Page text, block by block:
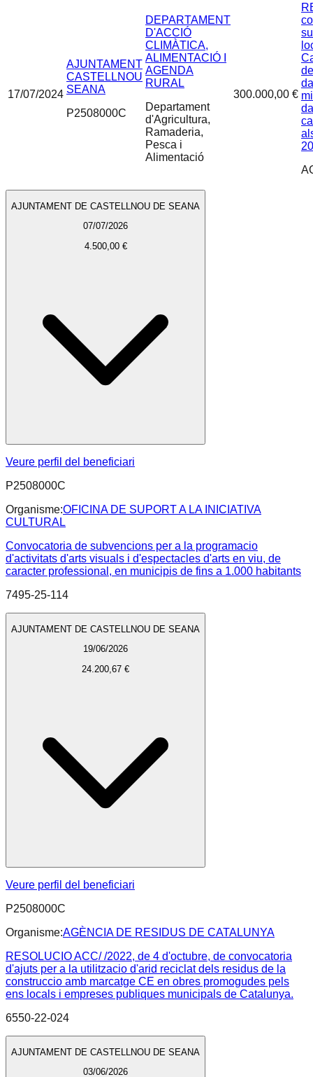
17/07/2024
AJUNTAMENT
CASTELLNOU
SEANA
P2508000C
DEPARTAMENT
D'ACCIÓ
CLIMÀTICA,
ALIMENTACIÓ I
AGENDA
RURAL
Departament
d'Agricultura,
Ramaderia,
Pesca i
Alimentació
300.000,00 €
AJUNTAMENT DE CASTELLNOU DE SEANA
07/07/2026
4.500,00 €
Veure perfil del beneficiari
P2508000C
Organisme:OFICINA DE SUPORT A LA INICIATIVA
CULTURAL
Convocatoria de subvencions per a la programacio
d'activitats d'arts visuals i d'espectacles d'arts en viu, de
caracter professional, en municipis de fins a 1.000 habitants
7495-25-114
AJUNTAMENT DE CASTELLNOU DE SEANA
19/06/2026
24.200,67 €
Veure perfil del beneficiari
P2508000C
Organisme:AGÈNCIA DE RESIDUS DE CATALUNYA
RESOLUCIO ACC/ /2022, de 4 d'octubre, de convocatoria
d'ajuts per a la utilitzacio d'arid reciclat dels residus de la
construccio amb marcatge CE en obres promogudes pels
ens locals i empreses publiques municipals de Catalunya.
6550-22-024
AJUNTAMENT DE CASTELLNOU DE SEANA
03/06/2026